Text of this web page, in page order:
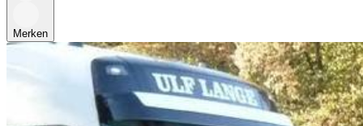
Merken